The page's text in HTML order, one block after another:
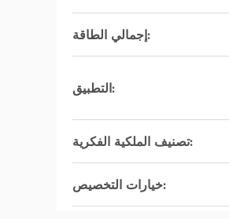
إجمالي الطاقة:
التطبيق:
تصنيف الملكية الفكرية:
خيارات التخصيص: